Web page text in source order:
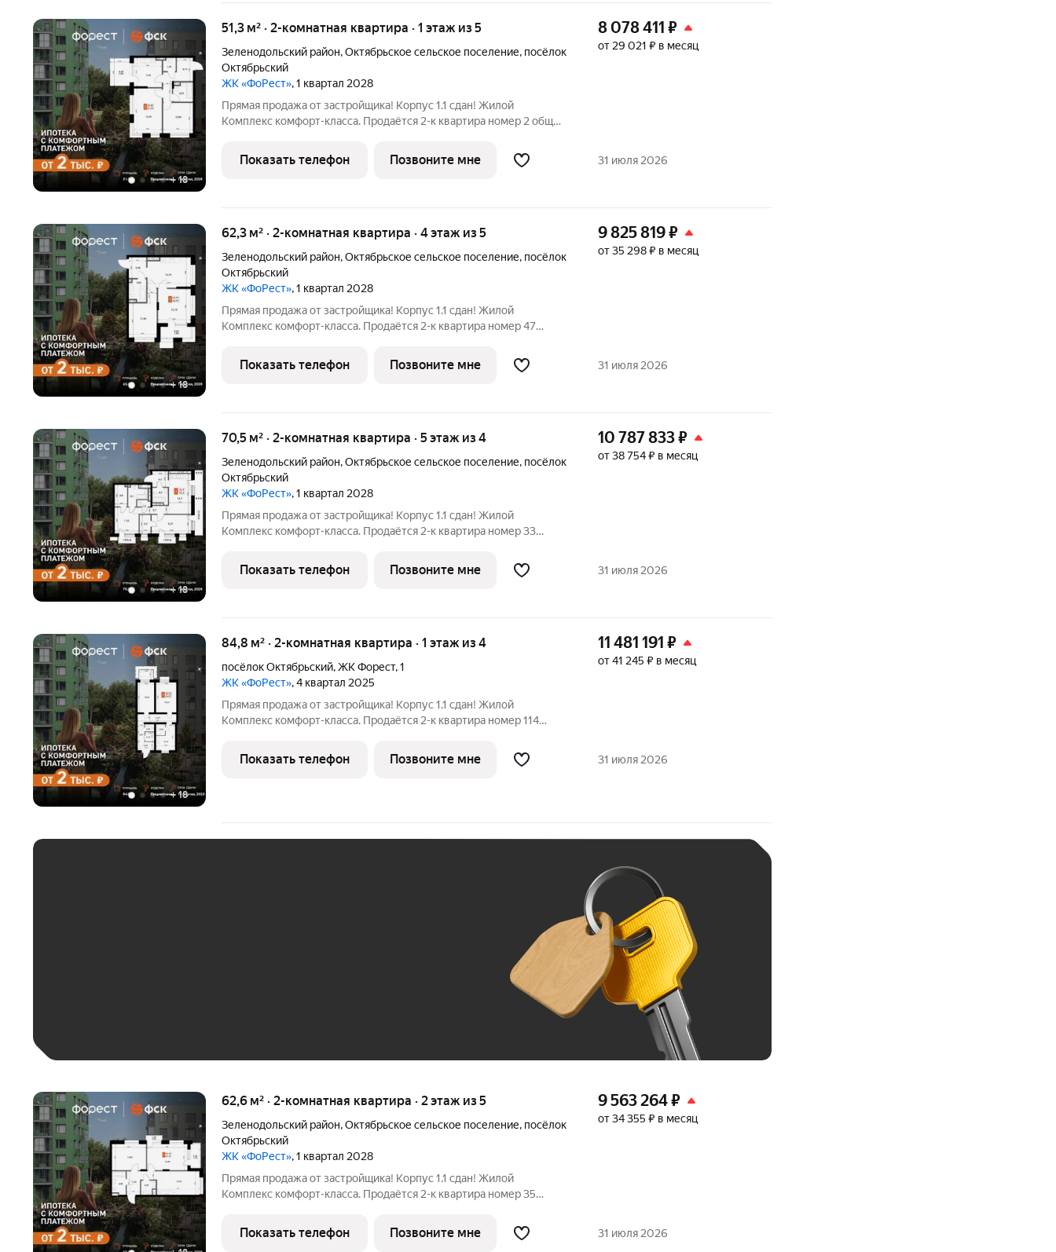
+18
51,3 м² · 2-комнатная квартира · 1 этаж из 5
Зеленодольский район,Октябрьское сельское поселение, посёлок
Октябрьский
ЖК «ФоРест», 1 квартал 2028
Прямая продажа от застройщика! Корпус 1.1 сдан! Жилой
Комплекс комфорт-класса. Продаётся 2-к квартира номер 2 общей
Предчистовая отделка. - Угловая планировка - больше
пространства для ваших идей. -
8 078 411 ₽
от 29 021 ₽ в месяц
Показать телефон Позвоните мне 31 июля 2026
+18
62,3 м² · 2-комнатная квартира · 4 этаж из 5
Зеленодольский район,Октябрьское сельское поселение, посёлок
Октябрьский
ЖК «ФоРест», 1 квартал 2028
Прямая продажа от застройщика! Корпус 1.1 сдан! Жилой
Комплекс комфорт-класса. Продаётся 2-к квартира номер 47
Предчистовая отделка. - Угловая планировка - больше
пространства для ваших идей.
9 825 819₽
от 35 298 ₽ в месяц
Показать телефон Позвоните мне 31 июля 2026
+18
70,5 м² · 2-комнатная квартира · 5 этаж из 4
Зеленодольский район,Октябрьское сельское поселение, посёлок
Октябрьский
ЖК «ФоРест», 1 квартал 2028
Прямая продажа от застройщика! Корпус 1.1 сдан! Жилой
Комплекс комфорт-класса. Продаётся 2-к квартира номер 33
Предчистовая отделка. - Мастер-зона с гардеробной. Просторное
место для отдыха и
10 787 833₽
от 38 754 ₽ в месяц
Показать телефон Позвоните мне 31 июля 2026
+18
84,8 м² · 2-комнатная квартира · 1 этаж из 4
посёлок Октябрьский,ЖК Форест,1
ЖК «ФоРест», 4 квартал 2025
Прямая продажа от застройщика! Корпус 1.1 сдан! Жилой
Комплекс комфорт-класса. Продаётся 2-к квартира номер 114
Предчистовая отделка. - Просторная спальня, в которой можно
разместить большую
11 481 191 ₽
от 41 245 ₽ в месяц
Показать телефон Позвоните мне 31 июля 2026
62,6 м² · 2-комнатная квартира · 2 этаж из 5
Зеленодольский район,Октябрьское сельское поселение, посёлок
Октябрьский
ЖК «ФоРест», 1 квартал 2028
Прямая продажа от застройщика! Корпус 1.1 сдан! Жилой
Комплекс комфорт-класса. Продаётся 2-к квартира номер 35
Предчистовая отделка. - Угловая планировка - больше
пространства для ваших идей.
9 563 264₽
от 34 355 ₽ в месяц
Показать телефон Позвоните мне 31 июля 2026